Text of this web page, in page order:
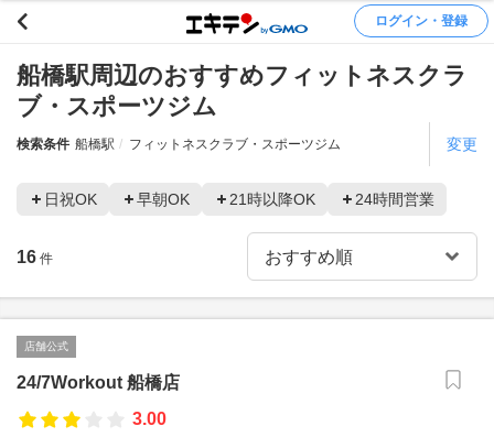
ログイン・登録
船橋駅周辺のおすすめフィットネスクラ
ブ・スポーツジム
検索条件 船橋駅 フィットネスクラブ・スポーツジム 変更
日祝OK 早朝OK 21時以降OK 24時間営業
16 件
店舗公式
24/7Workout 船橋店
3.00